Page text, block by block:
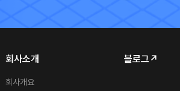
회사소개
회사개요
블로그↗